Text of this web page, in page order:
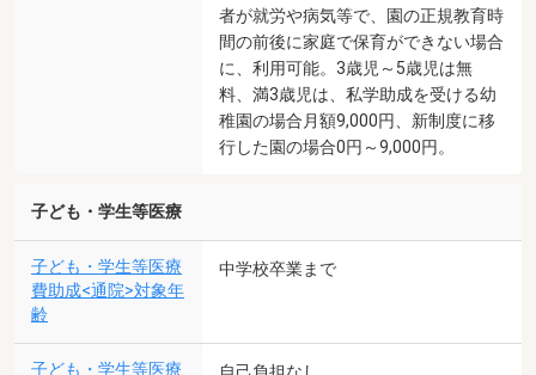
者が就労や病気等で、園の正規教育時
間の前後に家庭で保育ができない場合
に、利用可能。3歳児～5歳児は無
料、満3歳児は、私学助成を受ける幼
稚園の場合月額9,000円、新制度に移
行した園の場合0円～9,000円。
子ども・学生等医療
子ども・学生等医療
費助成<通院>対象年
齢
中学校卒業まで
子ども・学生等医療